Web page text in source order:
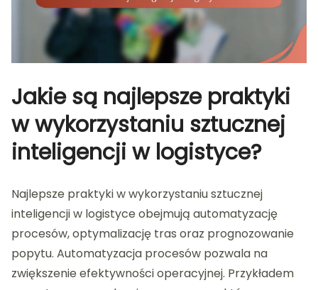
Jakie są najlepsze praktyki
w wykorzystaniu sztucznej
inteligencji w logistyce?
Najlepsze praktyki w wykorzystaniu sztucznej
inteligencji w logistyce obejmują automatyzację
procesów, optymalizację tras oraz prognozowanie
popytu. Automatyzacja procesów pozwala na
zwiększenie efektywności operacyjnej. Przykładem